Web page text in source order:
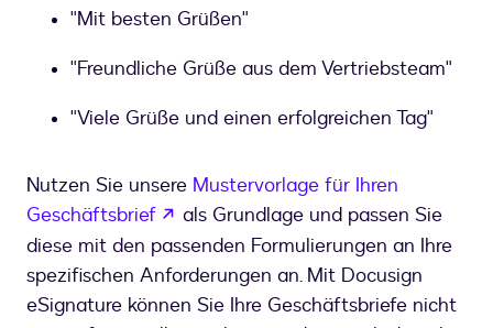
"Mit besten Grüßen"
"Freundliche Grüße aus dem Vertriebsteam"
"Viele Grüße und einen erfolgreichen Tag"
Nutzen Sie unsere Mustervorlage für Ihren
Geschäftsbrief
wird in einem neuen Tab geöffnet
als Grundlage und passen Sie
diese mit den passenden Formulierungen an Ihre
spezifischen Anforderungen an. Mit Docusign
eSignature können Sie Ihre Geschäftsbriefe nicht